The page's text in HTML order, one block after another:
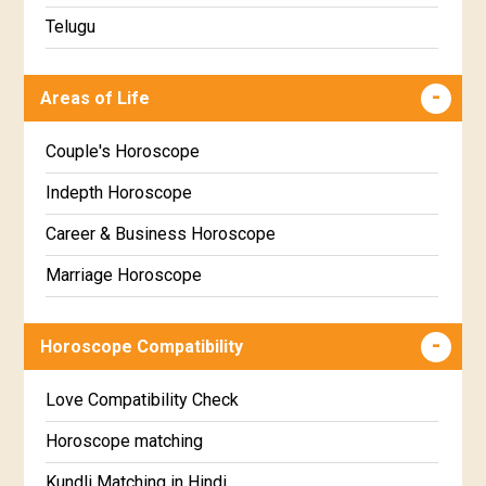
Makha Star Horoscope
Uttara Phalguni Star Horoscope
Hastha Star Horoscope
Chitha Star Horoscope
Swathi Star Horoscope
Visakha Star Horoscope
Jyeshta Star Horoscope
Moola Star Horoscope
Poorvashaada Star Horoscope
Uttarashaada Star Horoscope
Telugu
Kannada
Marathi
Gujarati
Sinhala
Areas of Life
Couple's Horoscope
Indepth Horoscope
Career & Business Horoscope
Marriage Horoscope
Education Horoscope
Super Horoscope
Future Book
Numerology
Horoscope Compatibility
Love Compatibility Check
Horoscope matching